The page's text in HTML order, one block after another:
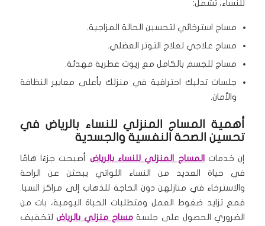
للنساء، تشمل:
مساج استرخائي لتحسين الحالة المزاجية.
مساج علاجي لعلاج التوتر العضلي.
مساج للجسم بالكامل مع زيوت عطرية مهدئة.
جلسات تدليك احترافية في منزلك بأعلى معايير النظافة
والأمان.
أهمية المساج المنزلي للنساء بالرياض في
تحسين الصحة النفسية والجسدية
إن خدمات المساج المنزلي للنساء بالرياض أصبحت جزءًا هامًا
في حياة العديد من النساء اللواتي يبحثن عن الراحة
والاسترخاء في منازلهن دون الحاجة للذهاب إلى مراكز السبا.
فمع تزايد ضغوط العمل ومتطلبات الحياة اليومية، بات من
الضروري الحصول على جلسةمساج منزلي بالرياضلتخفيف